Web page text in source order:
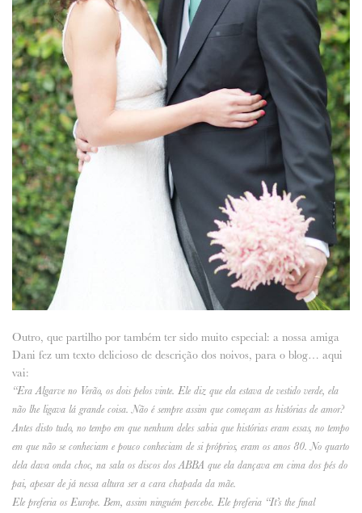
Outro, que partilho por também ter sido muito especial: a nossa amiga
Dani fez um texto delicioso de descrição dos noivos, para o blog… aqui
vai:
“Era Algarve no Verão, os dois pelos vinte. Ele diz que ela estava de vestido verde, ela
não lhe ligava lá grande coisa. Não é sempre assim que começam as histórias de amor?
Antes disto tudo, no tempo em que nenhum deles sabia que histórias eram essas, no tempo
em que não se conheciam e pouco conheciam de si próprios, eram os anos 80. No quarto
dela dava onda choc, na sala os discos dos ABBA que ela dançava em cima dos pés do
pai, apesar de já nessa altura ser a cara chapada da mãe.
Ele preferia os Europe. Bem, assim ninguém percebe. Ele preferia “It’s the final